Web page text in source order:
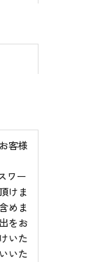
客様
ワー
けま
めま
をお
いた
いた